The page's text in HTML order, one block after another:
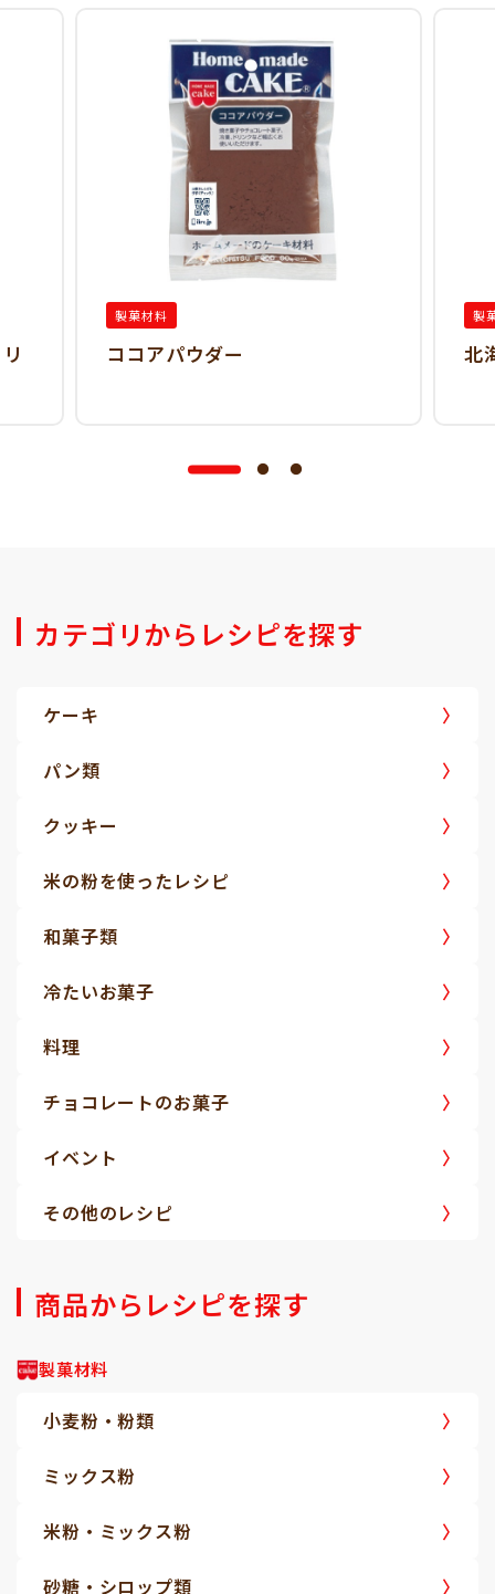
製菓材料
ココアパウダー
製
北
カテゴリからレシピを探す
ケーキ
パン類
クッキー
米の粉を使ったレシピ
和菓子類
冷たいお菓子
料理
チョコレートのお菓子
イベント
その他のレシピ
商品からレシピを探す
製菓材料
小麦粉・粉類
ミックス粉
米粉・ミックス粉
砂糖・シロップ類